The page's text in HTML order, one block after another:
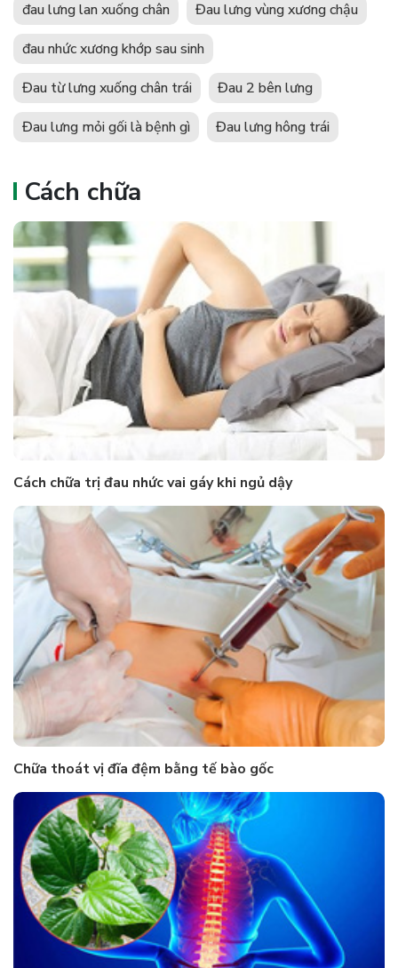
đau lưng lan xuống chân
Đau lưng vùng xương chậu
đau nhức xương khớp sau sinh
Đau từ lưng xuống chân trái
Đau 2 bên lưng
Đau lưng mỏi gối là bệnh gì
Đau lưng hông trái
Cách chữa
Cách chữa trị đau nhức vai gáy khi ngủ dậy
Chữa thoát vị đĩa đệm bằng tế bào gốc